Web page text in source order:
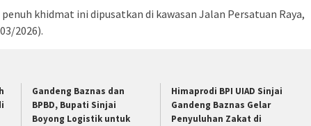
khidmat ini dipusatkan di kawasan Jalan Persatuan Raya,
2026).
Gandeng Baznas dan
BPBD, Bupati Sinjai
Boyong Logistik untuk
Himaprodi BPI UIAD Sinjai
Gandeng Baznas Gelar
Penyuluhan Zakat di